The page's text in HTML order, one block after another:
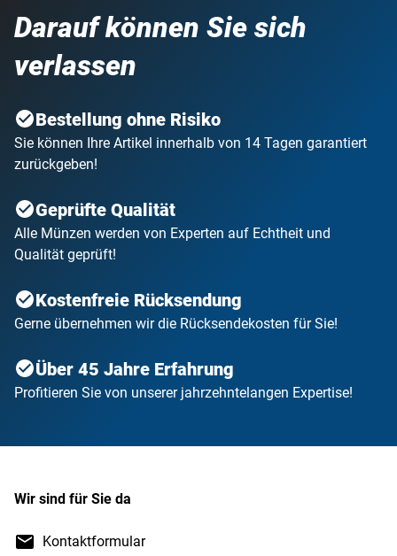
Darauf können Sie sich
verlassen
Bestellung ohne Risiko
Sie können Ihre Artikel innerhalb von 14 Tagen garantiert
zurückgeben!
Geprüfte Qualität
Alle Münzen werden von Experten auf Echtheit und
Qualität geprüft!
Kostenfreie Rücksendung
Gerne übernehmen wir die Rücksendekosten für Sie!
Über 45 Jahre Erfahrung
Profitieren Sie von unserer jahrzehntelangen Expertise!
Wir sind für Sie da
Kontaktformular